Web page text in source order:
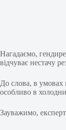
Нагадаємо,
відчуває нестачу
До слова, в умовах
особливо в
Зауважимо,